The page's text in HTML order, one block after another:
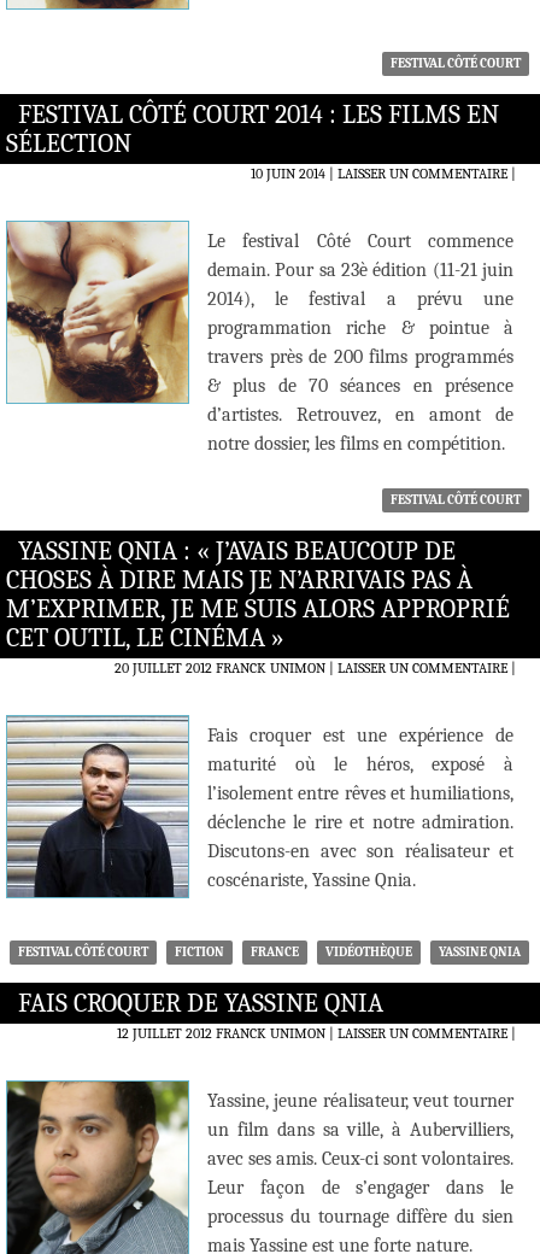
FESTIVAL CÔTÉ COURT
FESTIVAL CÔTÉ COURT 2014 : LES FILMS EN
SÉLECTION
10 JUIN 2014 LAISSER UN COMMENTAIRE|
Le festival Côté Court commence
demain. Pour sa 23è édition (11-21 juin
2014), le festival a prévu une
programmation riche & pointue à
travers près de 200 films programmés
& plus de 70 séances en présence
d’artistes. Retrouvez, en amont de
notre dossier, les films en compétition.
FESTIVAL CÔTÉ COURT
YASSINE QNIA : « J’AVAIS BEAUCOUP DE
CHOSES À DIRE MAIS JE N’ARRIVAIS PAS À
M’EXPRIMER, JE ME SUIS ALORS APPROPRIÉ
CET OUTIL, LE CINÉMA »
20 JUILLET 2012 FRANCK UNIMON LAISSER UN COMMENTAIRE|
Fais croquer est une expérience de
maturité où le héros, exposé à
l’isolement entre rêves et humiliations,
déclenche le rire et notre admiration.
Discutons-en avec son réalisateur et
coscénariste, Yassine Qnia.
FESTIVAL CÔTÉ COURT FICTION FRANCE VIDÉOTHÈQUE YASSINE QNIA
FAIS CROQUER DE YASSINE QNIA
12 JUILLET 2012 FRANCK UNIMON LAISSER UN COMMENTAIRE|
Yassine, jeune réalisateur, veut tourner
un film dans sa ville, à Aubervilliers,
avec ses amis. Ceux-ci sont volontaires.
Leur façon de s’engager dans le
processus du tournage diffère du sien
mais Yassine est une forte nature.